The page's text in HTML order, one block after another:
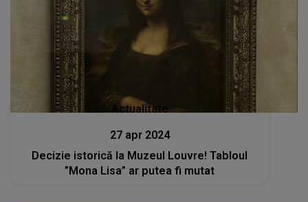
Actualitate
27 apr 2024
Decizie istorică la Muzeul Louvre! Tabloul
”Mona Lisa” ar putea fi mutat